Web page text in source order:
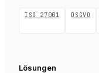
ISO 27001 DSGVO
Lösungen